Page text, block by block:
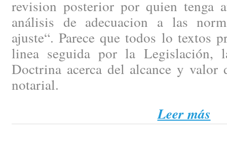
revision posterior por quien tenga
análisis de adecuacion a las
ajuste“. Parece que todos lo textos
linea seguida por la Legislación,
Doctrina acerca del alcance y valor
notarial.
Leer más